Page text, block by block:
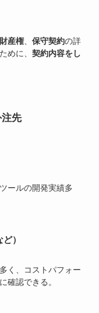
産権、 保守契約の詳
めに、 契約内容をし
先
ールの開発実績多
）
く、コストパフォー
確認できる。